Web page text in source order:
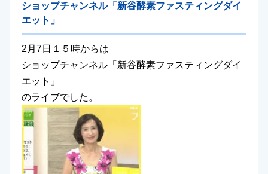
ショップチャンネル「新谷酵素ファスティングダイ
エット」
2月7日１５時からは
ショップチャンネル「新谷酵素ファスティングダイ
エット」
のライブでした。